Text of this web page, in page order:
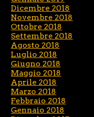
Dicembre 2018
Novembre 2018
Ottobre 2018
Settembre 2018
Agosto 2018
Luglio 2018
Giugno 2018
Maggio 2018
Aprile 2018
Marzo 2018
Febbraio 2018
Gennaio 2018